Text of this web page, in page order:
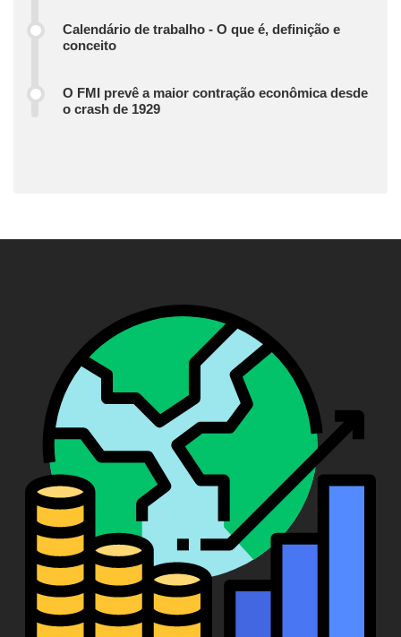
Calendário de trabalho - O que é, definição e
conceito
O FMI prevê a maior contração econômica desde
o crash de 1929